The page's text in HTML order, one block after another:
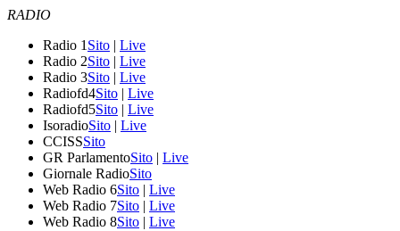
RADIO
Radio 1 Sito | Live
Radio 2Sito | Live
Radio 3Sito | Live
Radiofd4Sito | Live
Radiofd5Sito | Live
IsoradioSito | Live
CCISSSito
GR ParlamentoSito | Live
Giornale RadioSito
Web Radio 6Sito | Live
Web Radio 7Sito | Live
Web Radio 8Sito | Live